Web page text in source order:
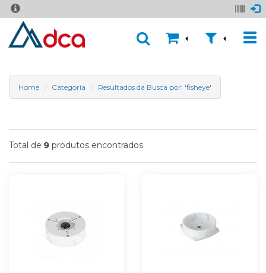
Home Categoria Resultados da Busca por: 'fisheye'
Total de 9 produtos encontrados